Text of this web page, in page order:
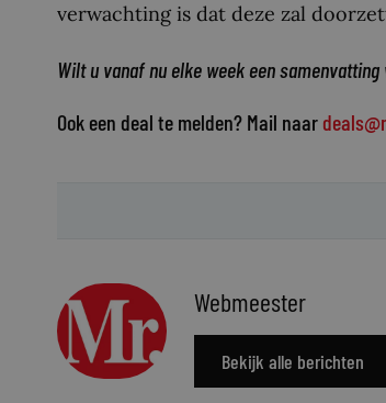
verwachting is dat deze zal
Wilt u vanaf nu elke week een
Ook een deal te melden? Mail naar
Webmeester
Bekijk alle berichten